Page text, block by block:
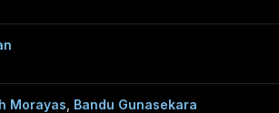
Morayas Bandu Gunasekara